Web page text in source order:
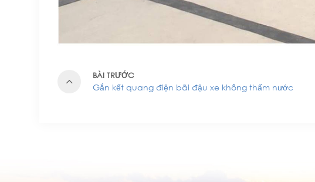
BÀI TRƯỚC
Gắn kết quang điện bãi đậu xe không thấm nước